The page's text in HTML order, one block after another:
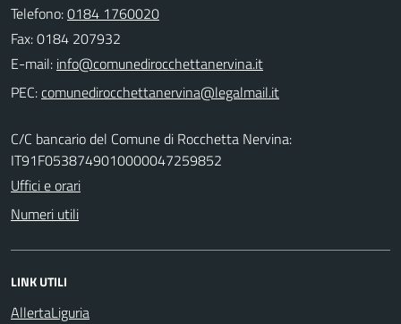
Telefono:0184 1760020
Fax: 0184 207932
E-mail:
PEC:
C/C bancario del Comune di Rocchetta Nervina:
IT91F0538749010000047259852
Uffici e orari
Numeri utili
LINK UTILI
AllertaLiguria